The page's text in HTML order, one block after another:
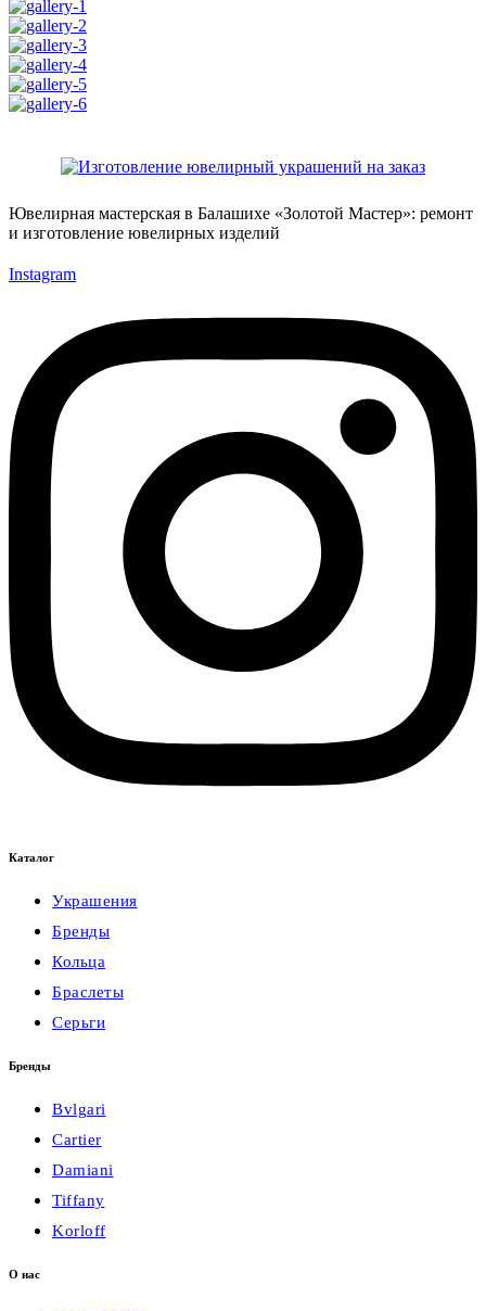
Ювелирная мастерская в Балашихе «Золотой Мастер»: ремонт
и изготовление ювелирных изделий
Instagram
Каталог
Украшения
Бренды
Кольца
Браслеты
Серьги
Бренды
Bvlgari
Cartier
Damiani
Tiffany
Korloff
О нас